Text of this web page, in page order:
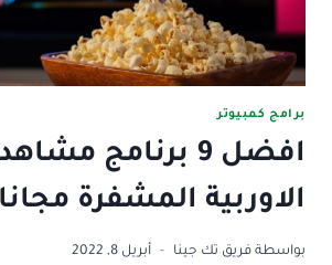
برامج كمبيوتر
افضل 9 برنامج
الاوربية المشفرة مجانا 2025
بواسطة فريق تك جينا أبريل 8, 2022